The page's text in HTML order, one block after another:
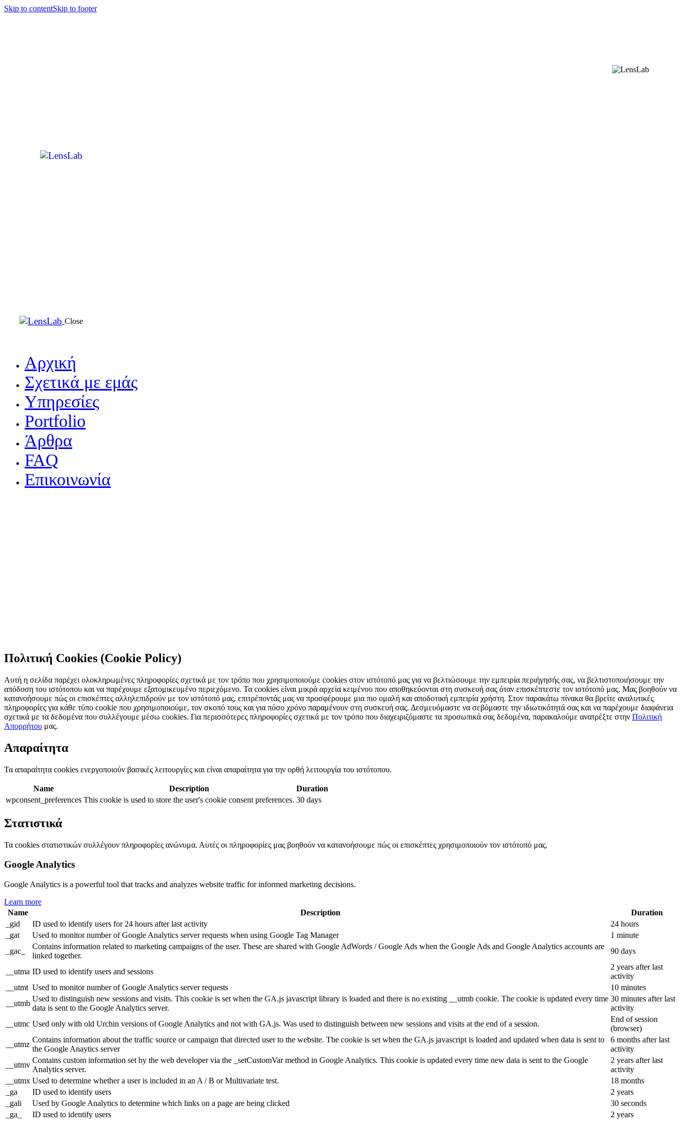
Skip to contentSkip to footer
Close
Αρχική
Σχετικά με εμάς
Υπηρεσίες
Portfolio
Άρθρα
FAQ
Επικοινωνία
Πολιτική Cookies (Cookie Policy)
Αυτή η σελίδα παρέχει ολοκληρωμένες πληροφορίες σχετικά με τον τρόπο που χρησιμοποιούμε cookies στον ιστότοπό μας για να βελτιώσουμε την εμπειρία περιήγησής σας, να βελτιστοποιήσουμε την
απόδοση του ιστότοπου και να παρέχουμε εξατομικευμένο περιεχόμενο. Τα cookies είναι μικρά αρχεία κειμένου που αποθηκεύονται στη συσκευή σας όταν επισκέπτεστε τον ιστότοπό μας. Μας βοηθούν να
κατανοήσουμε πώς οι επισκέπτες αλληλεπιδρούν με τον ιστότοπό μας, επιτρέποντάς μας να προσφέρουμε μια πιο ομαλή και αποδοτική εμπειρία χρήστη. Στον παρακάτω πίνακα θα βρείτε αναλυτικές
πληροφορίες για κάθε τύπο cookie που χρησιμοποιούμε, τον σκοπό τους και για πόσο χρόνο παραμένουν στη συσκευή σας. Δεσμευόμαστε να σεβόμαστε την ιδιωτικότητά σας και να παρέχουμε διαφάνεια
σχετικά με τα δεδομένα που συλλέγουμε μέσω cookies. Για περισσότερες πληροφορίες σχετικά με τον τρόπο που διαχειριζόμαστε τα προσωπικά σας δεδομένα, παρακαλούμε ανατρέξτε στην Πολιτική
Απορρήτου μας.
Απαραίτητα
Τα απαραίτητα cookies ενεργοποιούν βασικές λειτουργίες και είναι απαραίτητα για την ορθή λειτουργία του ιστότοπου.
Name Description
Duration
wpconsent_preferences This cookie is used to store the user's cookie consent preferences. 30 days
Στατιστικά
Τα cookies στατιστικών συλλέγουν πληροφορίες ανώνυμα. Αυτές οι πληροφορίες μας βοηθούν να κατανοήσουμε πώς οι επισκέπτες χρησιμοποιούν τον ιστότοπό μας.
Google Analytics
Google Analytics is a powerful tool that tracks and analyzes website traffic for informed marketing decisions.
Learn more
Name
Description
Duration
_gid
ID used to identify users for 24 hours after last activity
24 hours
_gat
Used to monitor number of Google Analytics server requests when using Google Tag Manager
1 minute
_gac_
Contains information related to marketing campaigns of the user. These are shared with Google AdWords / Google Ads when the Google Ads and Google Analytics accounts are
linked together.
90 days
__utma ID used to identify users and sessions
2 years after last
activity
__utmt Used to monitor number of Google Analytics server requests
10 minutes
__utmb
Used to distinguish new sessions and visits. This cookie is set when the GA.js javascript library is loaded and there is no existing __utmb cookie. The cookie is updated every time
data is sent to the Google Analytics server.
30 minutes after last
activity
__utmc Used only with old Urchin versions of Google Analytics and not with GA.js. Was used to distinguish between new sessions and visits at the end of a session.
End of session
(browser)
__utmz
Contains information about the traffic source or campaign that directed user to the website. The cookie is set when the GA.js javascript is loaded and updated when data is sent to
the Google Anaytics server
6 months after last
activity
__utmv
Contains custom information set by the web developer via the _setCustomVar method in Google Analytics. This cookie is updated every time new data is sent to the Google
Analytics server.
2 years after last
activity
__utmx Used to determine whether a user is included in an A / B or Multivariate test.
18 months
_ga
ID used to identify users
2 years
_gali
Used by Google Analytics to determine which links on a page are being clicked
30 seconds
_ga_
ID used to identify users 2 years